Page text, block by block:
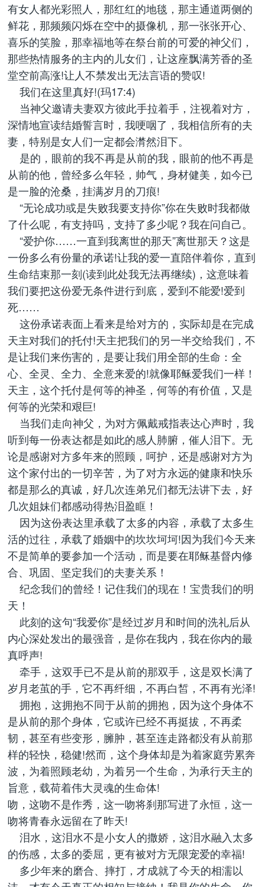
有女人都光彩照人，那红红的地毯，那主通道两侧的
鲜花，那频频闪烁在空中的摄像机，那一张张开心、
喜乐的笑脸，那幸福地等在祭台前的可爱的神父们，
那些热情服务的主内的儿女们，让这座飘满芳香的圣
堂空前高涨!让人不禁发出无法言语的赞叹!
我们在这里真好!(玛17:4)
当神父邀请夫妻双方彼此手拉着手，注视着对方，
深情地宣读结婚誓言时，我哽咽了，我相信所有的夫
妻，特别是女人们一定都会潸然泪下。
是的，眼前的我不再是从前的我，眼前的他不再是
从前的他，曾经多么年轻，帅气，身材健美，如今已
是一脸的沧桑，挂满岁月的刀痕!
“无论成功或是失败我要支持你”你在失败时我都做
了什么呢，有支持吗，支持了多少呢？我在问自己。
“爱护你……一直到我离世的那天”离世那天？这是
一份多么有份量的承诺!让我的爱一直陪伴着你，直到
生命结束那一刻(读到此处我无法再继续)，这意味着
我们要把这份爱无条件进行到底，爱到不能爱!爱到
死……
这份承诺表面上看来是给对方的，实际却是在完成
天主对我们的托付!天主把我们的另一半交给我们，不
是让我们来伤害的，是要让我们用全部的生命：全
心、全灵、全力、全意来爱的!就像耶稣爱我们一样！
天主，这个托付是何等的神圣，何等的有价值，又是
何等的光荣和艰巨!
当我们走向神父，为对方佩戴戒指表达心声时，我
听到每一份表达都是如此的感人肺腑，催人泪下。无
论是感谢对方多年来的照顾，呵护，还是感谢对方为
这个家付出的一切辛苦，为了对方永远的健康和快乐
都是那么的真诚，好几次连弟兄们都无法讲下去，好
几次姐妹们都感动得热泪盈眶！
因为这份表达里承载了太多的内容，承载了太多生
活的过往，承载了婚姻中的坎坎坷坷!因为我们今天来
不是简单的要参加一个活动，而是要在耶稣基督内修
合、巩固、坚定我们的夫妻关系！
纪念我们的曾经！记住我们的现在！宝贵我们的明
天！
此刻的这句“我爱你”是经过岁月和时间的洗礼后从
内心深处发出的最强音，是你在我内，我在你内的最
真呼声!
牵手，这双手已不是从前的那双手，这是双长满了
岁月老茧的手，它不再纤细，不再白皙，不再有光泽!
拥抱，这拥抱不同于从前的拥抱，因为这个身体不
是从前的那个身体，它或许已经不再挺拔，不再柔
韧，甚至有些变形，臃肿，甚至连走路都没有从前那
样的轻快，稳健!然而，这个身体却是为着家庭劳累奔
波，为着照顾老幼，为着另一个生命，为承行天主的
旨意，载荷着伟大灵魂的生命体!
吻，这吻不是作秀，这一吻将刹那写进了永恒，这一
吻将青春永远留在了昨天!
泪水，这泪水不是小女人的撒娇，这泪水融入太多
的伤感，太多的委屈，更有被对方无限宠爱的幸福!
多少年来的磨合、摔打，才成就了今天的相濡以